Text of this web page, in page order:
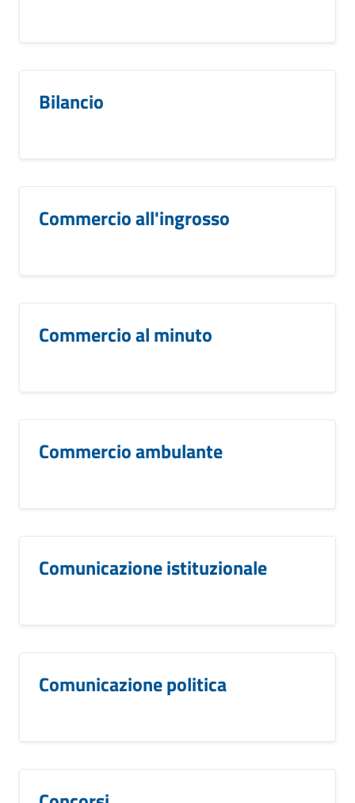
Bilancio
Commercio all'ingrosso
Commercio al minuto
Commercio ambulante
Comunicazione istituzionale
Comunicazione politica